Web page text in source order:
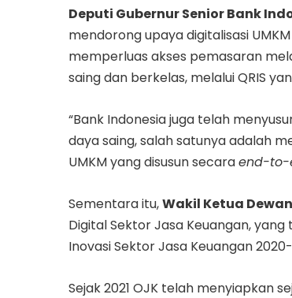
Deputi Gubernur Senior Bank
mendorong upaya digitalisasi
memperluas akses pemasaran
saing dan berkelas, melalui QRIS
“Bank Indonesia juga telah
daya saing, salah satunya adalah
UMKM yang disusun secaraend-to-
Sementara itu,Wakil Ketua
Digital Sektor Jasa Keuangan,
Inovasi Sektor Jasa Keuangan
Sejak 2021 OJK telah menyiapkan